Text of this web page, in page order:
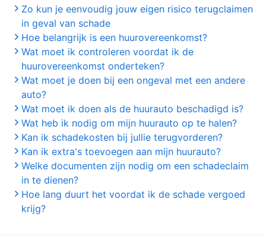
Zo kun je eenvoudig jouw eigen risico terugclaimen
in geval van schade
Hoe belangrijk is een huurovereenkomst?
Wat moet ik controleren voordat ik de
huurovereenkomst onderteken?
Wat moet je doen bij een ongeval met een andere
auto?
Wat moet ik doen als de huurauto beschadigd is?
Wat heb ik nodig om mijn huurauto op te halen?
Kan ik schadekosten bij jullie terugvorderen?
Kan ik extra's toevoegen aan mijn huurauto?
Welke documenten zijn nodig om een schadeclaim
in te dienen?
Hoe lang duurt het voordat ik de schade vergoed
krijg?